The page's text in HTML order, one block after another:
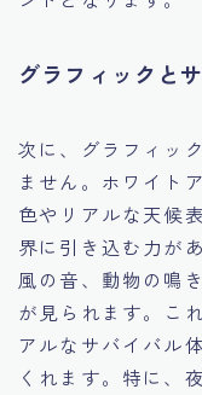
グラフィックと
次に、グラフィッ
ません。ホワイト
色やリアルな天候
界に引き込む力が
風の音、動物の鳴
が見られます。こ
アルなサバイバル
くれます。特に、